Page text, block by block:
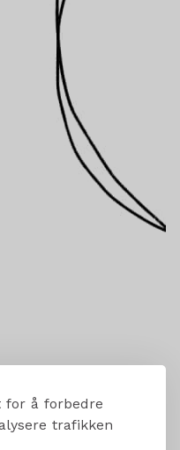
for å forbedre
trafikken